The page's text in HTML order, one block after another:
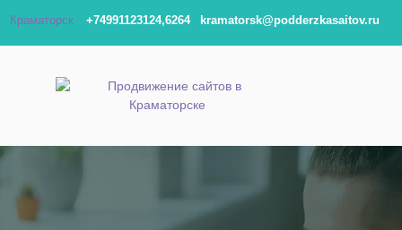
Краматорск +74991123124,6264 kramatorsk@podderzkasaitov.ru